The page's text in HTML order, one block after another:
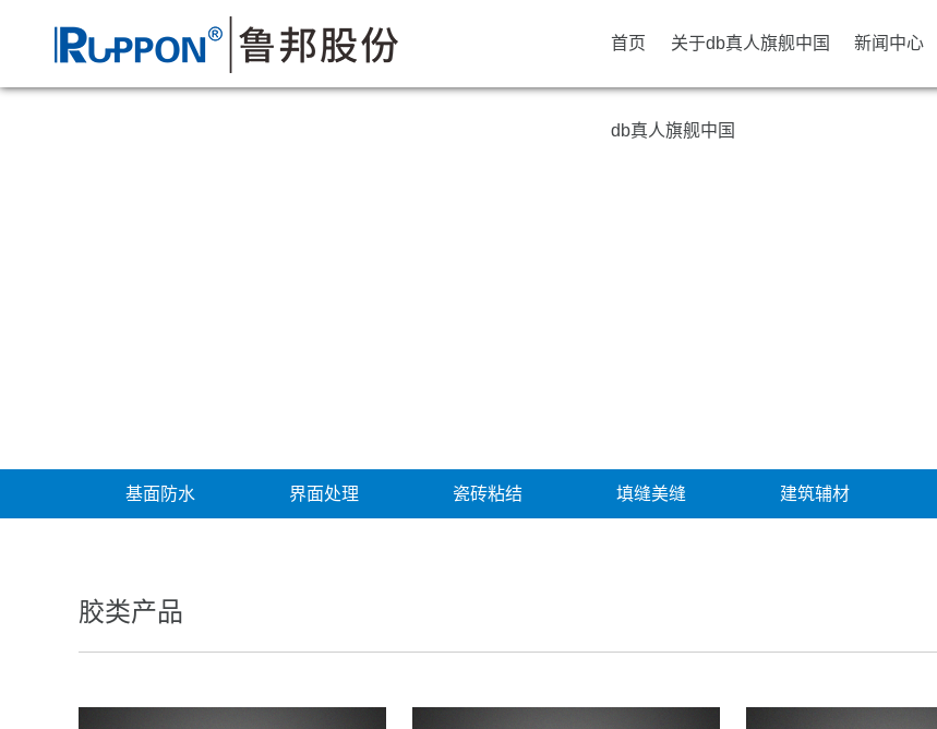
首页 关于db真人旗舰中国 新闻中心
db真人旗舰中国
基面防水 界面处理 瓷砖粘结 填缝美缝 建筑辅材
胶类产品